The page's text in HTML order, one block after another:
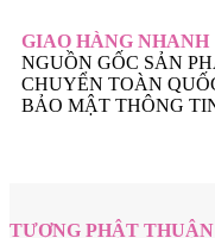
GIAO HÀNG NHANH
NGUỒN GỐC SẢN
CHUYỂN TOÀN
BẢO MẬT THÔNG
TƯỢNG PHẬT